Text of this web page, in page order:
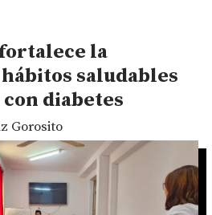
la
saludables
diabetes
Gorosito